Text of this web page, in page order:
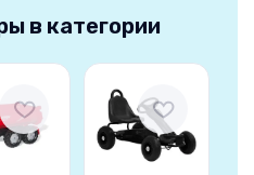
в категории